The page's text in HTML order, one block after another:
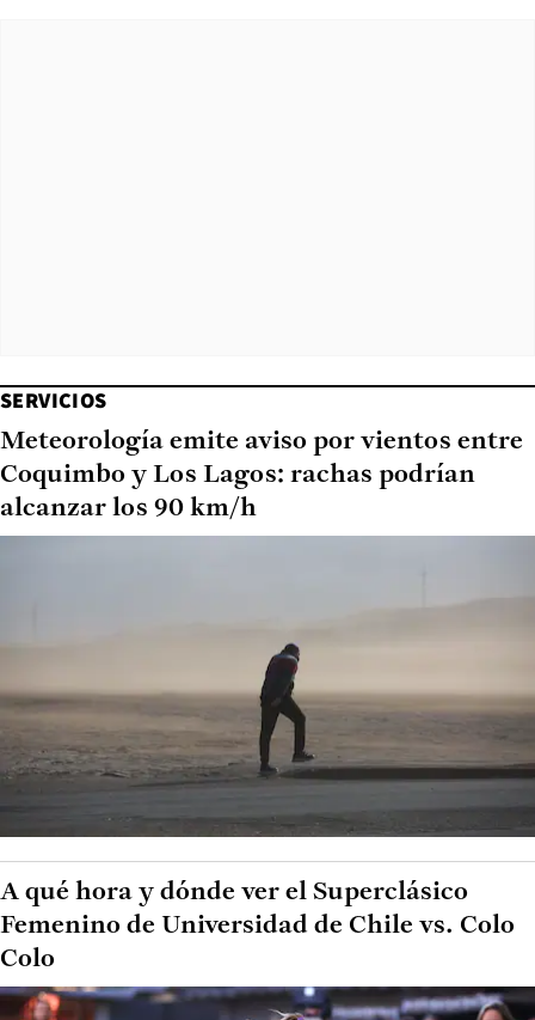
SERVICIOS
Meteorología emite aviso por vientos entre
Coquimbo y Los Lagos: rachas podrían
alcanzar los 90 km/h
A qué hora y dónde ver el Superclásico
Femenino de Universidad de Chile vs. Colo
Colo